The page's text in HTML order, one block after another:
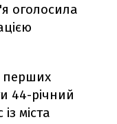
оголосила
перших
44-річний
міста